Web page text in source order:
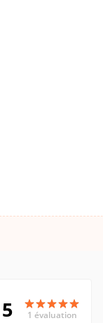
5 1 évaluation